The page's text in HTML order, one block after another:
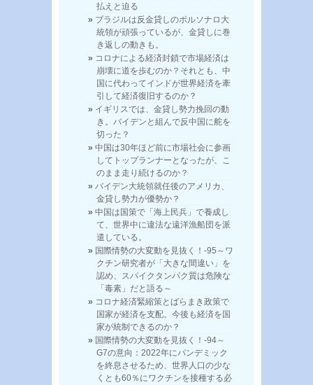
払えと迫る
ブラジルは反金貸しのボルソナロ大
統領が頑張っているが、金貸しに巻
き返しの動きも。
コロナによる経済封鎖で市場経済は
崩壊に道を歩むのか？それとも、中
国に代わってインドが世界経済を牽
引して経済復旧するのか？
イギリスでは、金貸し勢力挽回の動
き。バイデンと組んで反中国に舵を
切った？
中国は30年ほど前に市場社会に参画
してトップランナーとなったが、こ
のまま走り続けるのか？
バイデン大統領就任後のアメリカ、
金貸し勢力が優勢か？
中国は国策で「海上民兵」で養成し
て、世界中に違法な遠洋漁船団を派
遣している。
国際情勢の大変動を見抜く！-95～ワ
クチン研究者が「大きな間違い」を
認め、スパイクタンパク質は危険な
「毒素」だと語る～
コロナ経済緊縮策とばらまき政策で
国家が経済を支配。今後も経済を国
家が統制できるのか？
国際情勢の大変動を見抜く！-94～
G7の意向：2022年にパンデミック
を終息させるため、世界人口の少な
くとも60％にワクチンを接種する必